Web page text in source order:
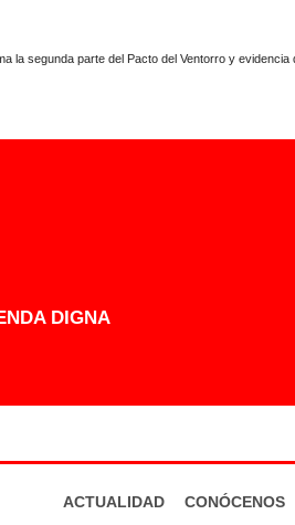
DIGNA
ACTUALIDAD CONÓCENOS